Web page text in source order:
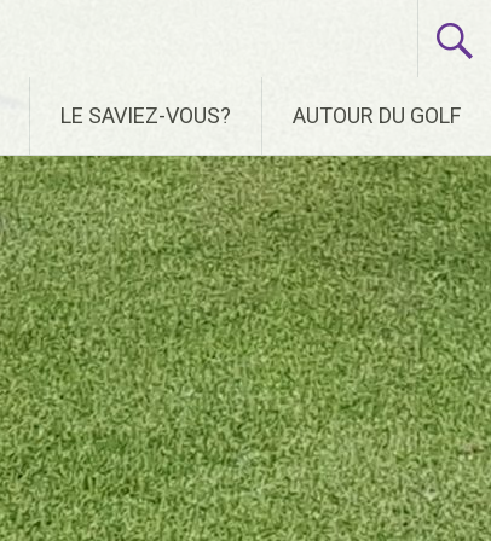
LE SAVIEZ-VOUS? AUTOUR DU GOLF